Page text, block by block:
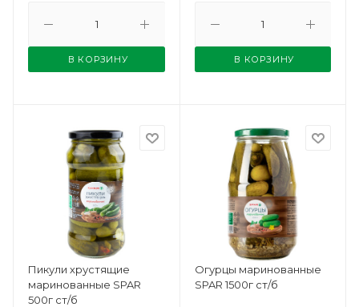
В КОРЗИНУ В КОРЗИНУ
Пикули хрустящие
маринованные SPAR
500г ст/б
Огурцы маринованные
SPAR 1500г ст/б